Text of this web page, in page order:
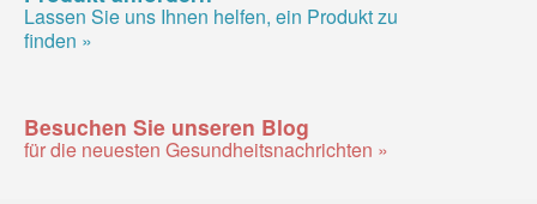
Lassen Sie uns Ihnen helfen, ein Produkt zu
finden »
Besuchen Sie unseren Blog
für die neuesten Gesundheitsnachrichten »